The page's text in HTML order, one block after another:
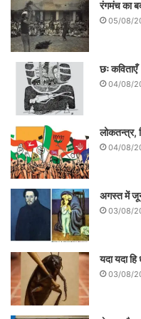
सारे जो विषय हैं, उनके
बनाकर रिजेक्शन के
अरविंद गौड़ राजनीति
सुलझाने के पहले छोटे
रंगमंच का
05/08/
छः कविताएँ
04/08/
लोकतन्त्र,
04/08/
अगस्त में
03/08/
यदा यदा हि
03/08/